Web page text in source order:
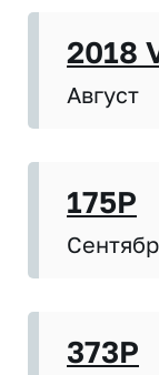
2018
Август
175P
373P